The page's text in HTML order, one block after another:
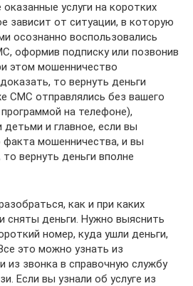
услуги на коротких
зависит от ситуации, в которую
осознанно воспользовались
оформив подписку или позвонив
этом мошенничество
то вернуть деньги
СМС отправлялись без вашего
на телефоне),
и главное, если вы
факта мошенничества, и вы
вернуть деньги вполне
как и при каких
сняты деньги. Нужно выяснить
номер, куда ушли деньги,
это можно узнать из
из звонка в справочную службу
Если вы узнали об услуге из